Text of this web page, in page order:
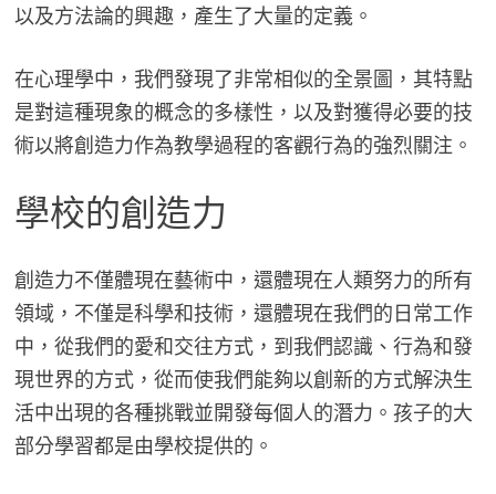
以及方法論的興趣，產生了大量的定義。
在心理學中，我們發現了非常相似的全景圖，其特點
是對這種現象的概念的多樣性，以及對獲得必要的技
術以將創造力作為教學過程的客觀行為的強烈關注。
學校的創造力
創造力不僅體現在藝術中，還體現在人類努力的所有
領域，不僅是科學和技術，還體現在我們的日常工作
中，從我們的愛和交往方式，到我們認識、行為和發
現世界的方式，從而使我們能夠以創新的方式解決生
活中出現的各種挑戰並開發每個人的潛力。孩子的大
部分學習都是由學校提供的。